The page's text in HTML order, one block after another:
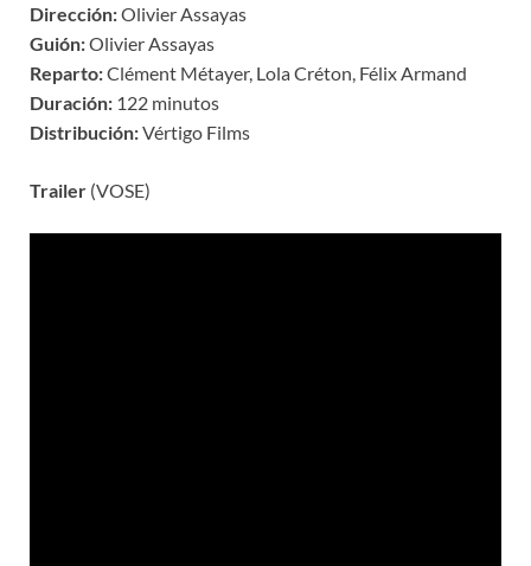
Dirección:Olivier Assayas
Guión:Olivier Assayas
Reparto:Clément Métayer, Lola Créton, Félix Armand
Duración: 122 minutos
Distribución:Vértigo Films
Trailer (VOSE)